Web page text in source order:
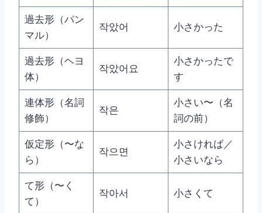
過去形（パン
マル）
작았어 小さかった
過去形（ヘヨ
体）
작았어요
小さかったで
す
連体形（名詞
修飾）
작은
小さい〜（名
詞の前）
仮定形（〜な
ら）
작으면
小さければ／
小さいなら
て形（〜く
て）
작아서 小さくて